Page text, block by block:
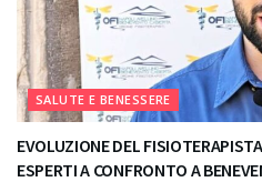
SALUTE E BENESSERE
EVOLUZIONE DEL
ESPERTI A CONFRONTO A